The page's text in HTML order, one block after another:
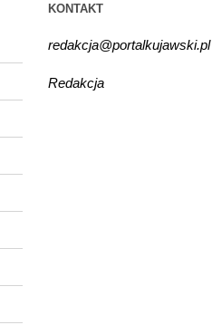
KONTAKT
redakcja@portalkujawski.pl
Redakcja